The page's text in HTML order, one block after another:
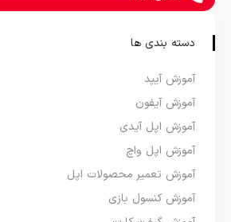
دسته بندی ها
آموزش آیپد
آموزش آیفون
آموزش اپل آیدی
آموزش اپل واچ
آموزش تعمیر محصولات اپل
آموزش کنسول بازی